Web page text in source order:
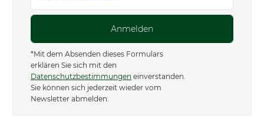
Anmelden
*Mit dem Absenden dieses Formulars
erklären Sie sich mit den
Datenschutzbestimmungen einverstanden.
Sie können sich jederzeit wieder vom
Newsletter abmelden.